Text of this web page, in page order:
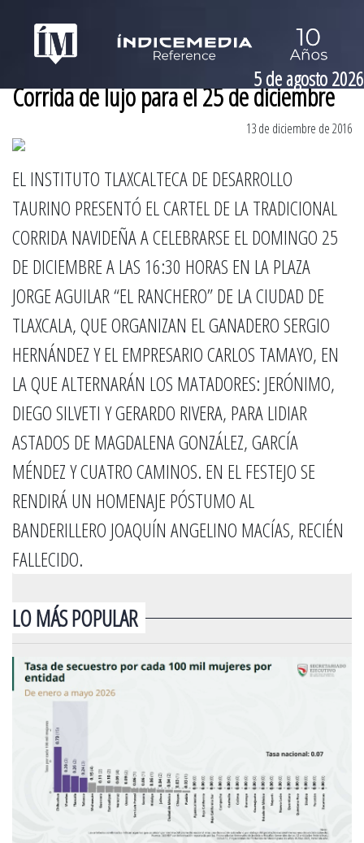
5 de agosto 2026
Corrida de lujo para el 25 de diciembre
13 de diciembre de 2016
EL INSTITUTO TLAXCALTECA DE DESARROLLO
TAURINO PRESENTÓ EL CARTEL DE LA TRADICIONAL
CORRIDA NAVIDEÑA A CELEBRARSE EL DOMINGO 25
DE DICIEMBRE A LAS 16:30 HORAS EN LA PLAZA
JORGE AGUILAR “EL RANCHERO” DE LA CIUDAD DE
TLAXCALA, QUE ORGANIZAN EL GANADERO SERGIO
HERNÁNDEZ Y EL EMPRESARIO CARLOS TAMAYO, EN
LA QUE ALTERNARÁN LOS MATADORES: JERÓNIMO,
DIEGO SILVETI Y GERARDO RIVERA, PARA LIDIAR
ASTADOS DE MAGDALENA GONZÁLEZ, GARCÍA
MÉNDEZ Y CUATRO CAMINOS. EN EL FESTEJO SE
RENDIRÁ UN HOMENAJE PÓSTUMO AL
BANDERILLERO JOAQUÍN ANGELINO MACÍAS, RECIÉN
FALLECIDO.
LO MÁS POPULAR